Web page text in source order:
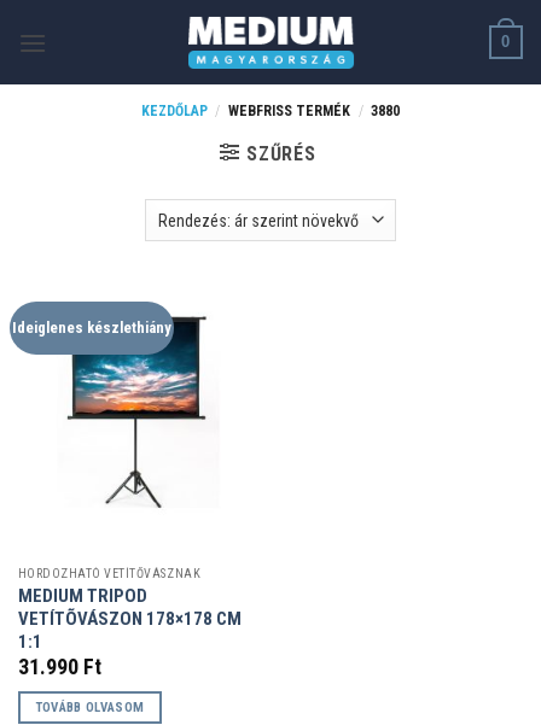
0
KEZDŐLAP / WEBFRISS TERMÉK / 3880
SZŰRÉS
Ideiglenes készlethiány
HORDOZHATÓ VETÍTŐVÁSZNAK
MEDIUM TRIPOD
VETÍTÕVÁSZON 178×178 CM
1:1
31.990 Ft
TOVÁBB OLVASOM